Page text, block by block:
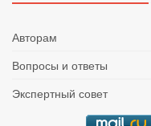
Авторам
Вопросы и ответы
Экспертный совет